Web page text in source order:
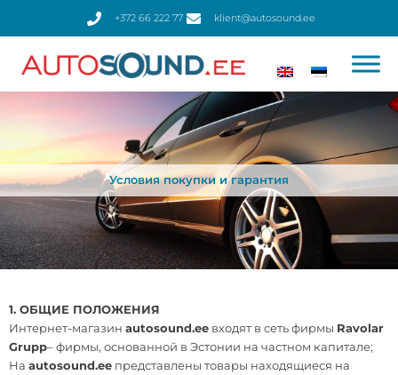
+372 66 222 77 klient@autosound.ee
Условия покупки и гарантия
1. ОБЩИЕ ПОЛОЖЕНИЯ
Интернет-магазин autosound.ee входят в сеть фирмы Ravolar
Grupp– фирмы, основанной в Эстонии на частном капитале;
На autosound.ee представлены товары находящиеся на